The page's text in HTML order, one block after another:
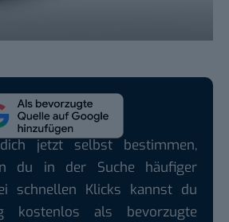
jetzt selbst bestimmen,
du in der Suche häufiger
schnellen Klicks kannst du
kostenlos als bevorzugte